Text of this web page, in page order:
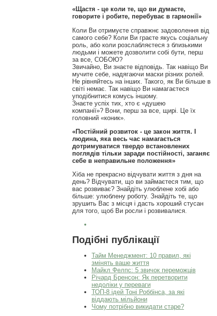
«Щастя - це коли те, що ви думаєте,
говорите і робите, перебуває в гармонії»
Коли Ви отримуєте справжнє задоволення від
самого себе? Коли Ви граєте якусь соціальну
роль, або коли розслабляєтеся з близькими
людьми і можете дозволити собі бути, перш
за все, СОБОЮ?
Звичайно, Ви знаєте відповідь. Так навіщо Ви
мучите себе, надягаючи маски різних ролей.
Не рівняйтесь на інших. Такого, як Ви більше в
світі немає. Так навіщо Ви намагаєтеся
уподібнитися комусь іншому.
Знаєте успіх тих, хто є «душею
компанії»? Вони, перш за все, щирі. Це їх
головний «коник».
«Постійний розвиток - це закон життя. І
людина, яка весь час намагається
дотримуватися твердо встановлених
поглядів тільки заради постійності, заганяє
себе в неправильне положення»
Хіба не прекрасно відчувати життя з дня на
день? Відчувати, що ви займаєтеся тим, що
вас розвиває? Знайдіть улюблене хобі або
більше: улюблену роботу. Знайдіть те, що
зрушить Вас з місця і дасть хороший стусан
для того, щоб Ви росли і розвивалися.
Подібні публікації
Тайм Менеджмент: 10 правил, які
змінять ваше життя
Майкл Фелпс: 5 звичок переможців
Річард Бренсон: Як перетворити
недоліки у переваги
ТОП-8 ідей Тоні Роббінса, за які
віддають мільйони
Чому потрібно викидати старе?